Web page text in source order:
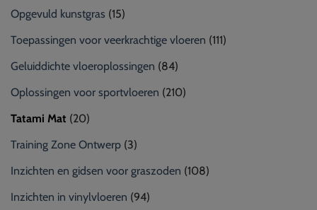
Opgevuld kunstgras (15)
Toepassingen voor veerkrachtige vloeren (111)
Geluiddichte vloeroplossingen (84)
Oplossingen voor sportvloeren (210)
Tatami Mat (20)
Training Zone Ontwerp (3)
Inzichten en gidsen voor graszoden (108)
Inzichten in vinylvloeren (94)